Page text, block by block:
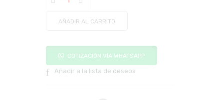
AÑADIR AL CARRITO
COTIZACIÓN VÍA WHATSAPP
Añadir a la lista de deseos